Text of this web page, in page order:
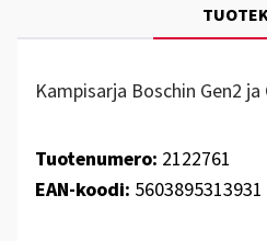
Kampisarja Boschin Gen2
Tuotenumero: 2122761
EAN-koodi: 5603895313931